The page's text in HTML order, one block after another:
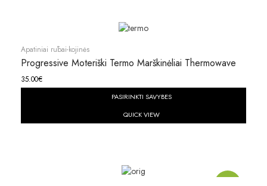
Apatiniai rūbai-kojinės
Progressive Moteriški Termo Marškinėliai Thermowave
35.00€
PASIRINKTI SAVYBES
QUICK VIEW